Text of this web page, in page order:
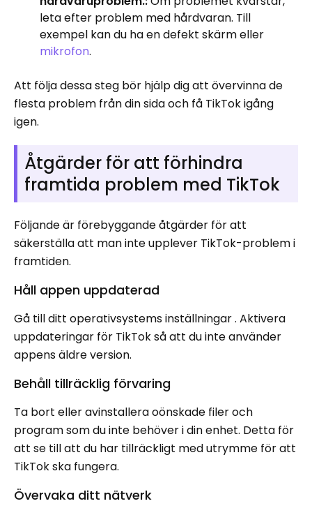
leta efter problem med hårdvaran. Till
exempel kan du ha en defekt skärm eller
mikrofon.
Att följa dessa steg bör hjälp dig att övervinna de
flesta problem från din sida och få TikTok igång
igen.
Åtgärder för att förhindra
framtida problem med TikTok
Följande är förebyggande åtgärder för att
säkerställa att man inte upplever TikTok-problem i
framtiden.
Håll appen uppdaterad
Gå till ditt operativsystems inställningar . Aktivera
uppdateringar för TikTok så att du inte använder
appens äldre version.
Behåll tillräcklig förvaring
Ta bort eller avinstallera oönskade filer och
program som du inte behöver i din enhet. Detta för
att se till att du har tillräckligt med utrymme för att
TikTok ska fungera.
Övervaka ditt nätverk